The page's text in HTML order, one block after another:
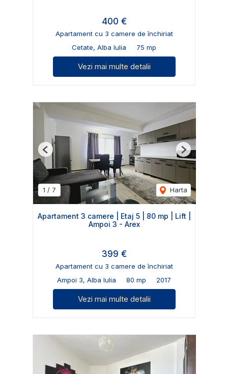
400 €
Apartament cu 3 camere de închiriat
Cetate, Alba Iulia
75 mp
Vezi mai multe detalii
1 / 7 Harta
Previous Next
Apartament 3 camere | Etaj 5 | 80 mp | Lift |
Ampoi 3 - Arex
399 €
Apartament cu 3 camere de închiriat
Ampoi 3, Alba Iulia
80 mp 2017
Vezi mai multe detalii